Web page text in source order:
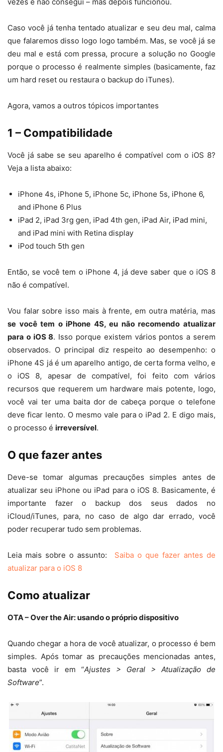
Caso você já tenha tentado atualizar e seu deu mal, calma
que falaremos disso logo logo também. Mas, se você já se
deu mal e está com pressa, procure a solução no Google
porque o processo é realmente simples (basicamente, faz
um hard reset ou restaura o backup do iTunes).
Agora, vamos a outros tópicos importantes
1 – Compatibilidade
Você já sabe se seu aparelho é compatível com o iOS 8?
Veja a lista abaixo:
iPhone 4s, iPhone 5, iPhone 5c, iPhone 5s, iPhone 6,
and iPhone 6 Plus
iPad 2, iPad 3rg gen, iPad 4th gen, iPad Air, iPad mini,
and iPad mini with Retina display
iPod touch 5th gen
Então, se você tem o iPhone 4, já deve saber que o iOS 8
não é compatível.
Vou falar sobre isso mais à frente, em outra matéria, mas
se você tem o iPhone 4S, eu não recomendo atualizar
para o iOS 8. Isso porque existem vários pontos a serem
observados. O principal diz respeito ao desempenho: o
iPhone 4S já é um aparelho antigo, de certa forma velho, e
o iOS 8, apesar de compatível, foi feito com vários
recursos que requerem um hardware mais potente, logo,
você vai ter uma baita dor de cabeça porque o telefone
deve ficar lento. O mesmo vale para o iPad 2. E digo mais,
o processo é irreversível.
O que fazer antes
Deve-se tomar algumas precauções simples antes de
atualizar seu iPhone ou iPad para o iOS 8. Basicamente, é
importante fazer o backup dos seus dados no
iCloud/iTunes, para, no caso de algo dar errado, você
poder recuperar tudo sem problemas.
Leia mais sobre o assunto:
Saiba o que fazer antes de
atualizar para o iOS 8
Como atualizar
OTA – Over the Air: usando o próprio dispositivo
Quando chegar a hora de você atualizar, o processo é bem
simples. Após tomar as precauções mencionadas antes,
basta você ir em “Ajustes > Geral > Atualização de
Software”.